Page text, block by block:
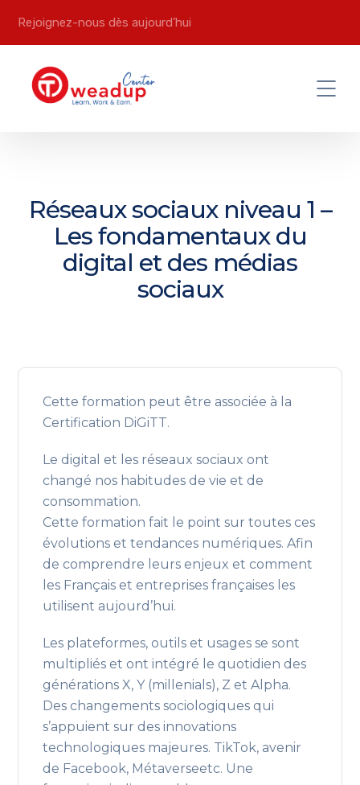
Rejoignez-nous dès aujourd’hui
Réseaux sociaux niveau 1 –
Les fondamentaux du
digital et des médias
sociaux
Cette formation peut être associée à la
Certification DiGiTT.
Le digital et les réseaux sociaux ont
changé nos habitudes de vie et de
consommation.
Cette formation fait le point sur toutes ces
évolutions et tendances numériques. Afin
de comprendre leurs enjeux et comment
les Français et entreprises françaises les
utilisent aujourd’hui.
Les plateformes, outils et usages se sont
multipliés et ont intégré le quotidien des
générations X, Y (millenials), Z et Alpha.
Des changements sociologiques qui
s’appuient sur des innovations
technologiques majeures. TikTok, avenir
de Facebook, Métaverseetc. Une